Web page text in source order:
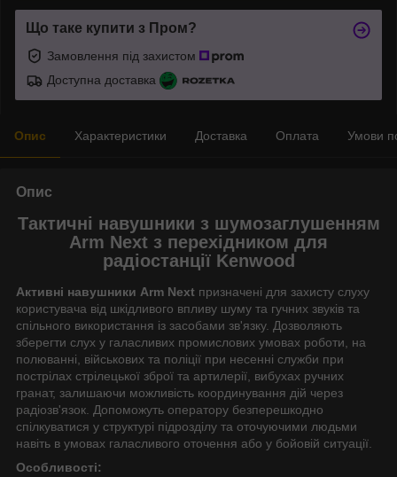
Що таке купити з Пром?
Замовлення під захистом
Доступна доставка
Опис Характеристики Доставка Оплата Умови
Опис
Тактичні навушники з шумозаглушенням
Arm Next з перехідником для
радіостанції Kenwood
Активні навушники Arm Next призначені для захисту слуху
користувача від шкідливого впливу шуму та гучних звуків та
спільного використання із засобами зв'язку. Дозволяють
зберегти слух у галасливих промислових умовах роботи, на
полюванні, військових та поліції при несенні служби при
пострілах стрілецької зброї та артилерії, вибухах ручних
гранат, залишаючи можливість координування дій через
радіозв'язок. Допоможуть оператору безперешкодно
спілкуватися у структурі підрозділу та оточуючими людьми
навіть в умовах галасливого оточення або у бойовій ситуації.
Особливості: